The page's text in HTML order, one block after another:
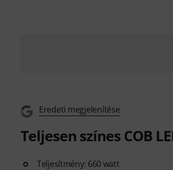
Eredeti megjelenítése
Teljesen színes COB
Teljesítmény: 660 watt